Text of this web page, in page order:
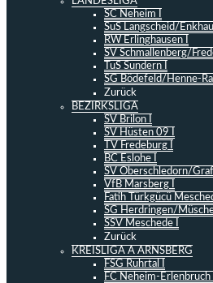
SC Neheim I
SuS Langscheid/
RW Erlinghausen I
SV Schmallenberg/
TuS Sundern I
SG Bödefeld/Henne-
Zurück
BEZIRKSLIGA
SV Brilon I
SV Hüsten 09 I
TV Fredeburg I
BC Eslohe I
SV Oberschledorn/
VfB Marsberg I
Fatih Türkgücü
SG Herdringen/
SSV Meschede I
Zurück
KREISLIGA A ARNSBERG
FSG Ruhrtal I
FC Neheim-Erlenbruch I